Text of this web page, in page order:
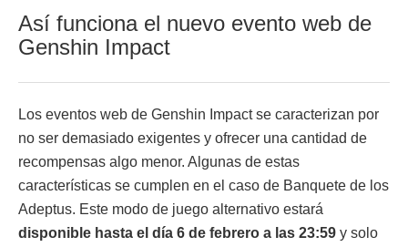
Así funciona el nuevo evento web de
Genshin Impact
Los eventos web de Genshin Impact se caracterizan por
no ser demasiado exigentes y ofrecer una cantidad de
recompensas algo menor. Algunas de estas
características se cumplen en el caso de Banquete de los
Adeptus. Este modo de juego alternativo estará
disponible hasta el día 6 de febrero a las 23:59 y solo